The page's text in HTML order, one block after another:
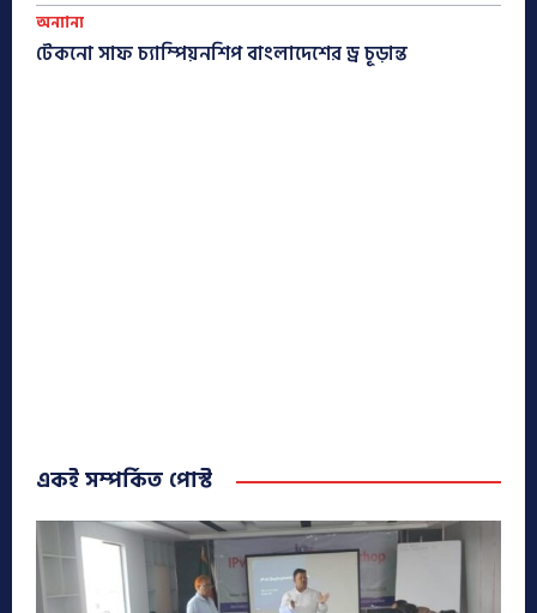
অন্যান্য
টেকনো সাফ চ্যাম্পিয়নশিপ বাংলাদেশের ড্র চূড়ান্ত
একই সম্পর্কিত পোস্ট